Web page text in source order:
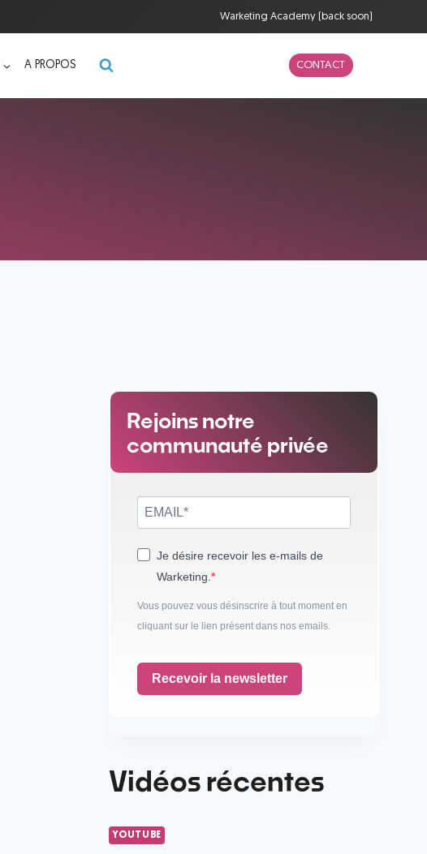
Warketing Academy (back soon)
A PROPOS CONTACT
Rejoins notre
communauté privée
Je désire recevoir les e-mails de
Warketing.
Vous pouvez vous désinscrire à tout moment en
cliquant sur le lien présent dans nos emails.
Recevoir la newsletter
Vidéos récentes
YOUTUBE